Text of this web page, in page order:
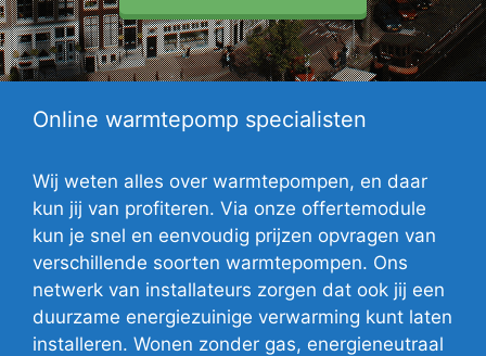
Online warmtepomp specialisten
Wij weten alles over warmtepompen, en daar
kun jij van profiteren. Via onze offertemodule
kun je snel en eenvoudig prijzen opvragen van
verschillende soorten warmtepompen. Ons
netwerk van installateurs zorgen dat ook jij een
duurzame energiezuinige verwarming kunt laten
installeren. Wonen zonder gas, energieneutraal